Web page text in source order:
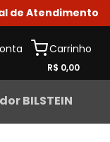
de Atendimento
R$ 0,00
BILSTEIN